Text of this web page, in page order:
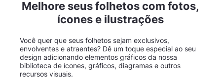
Melhore seus folhetos com fotos,
ícones e ilustrações
Você quer que seus folhetos sejam exclusivos,
envolventes e atraentes? Dê um toque especial ao seu
design adicionando elementos gráficos da nossa
biblioteca de ícones, gráficos, diagramas e outros
recursos visuais.